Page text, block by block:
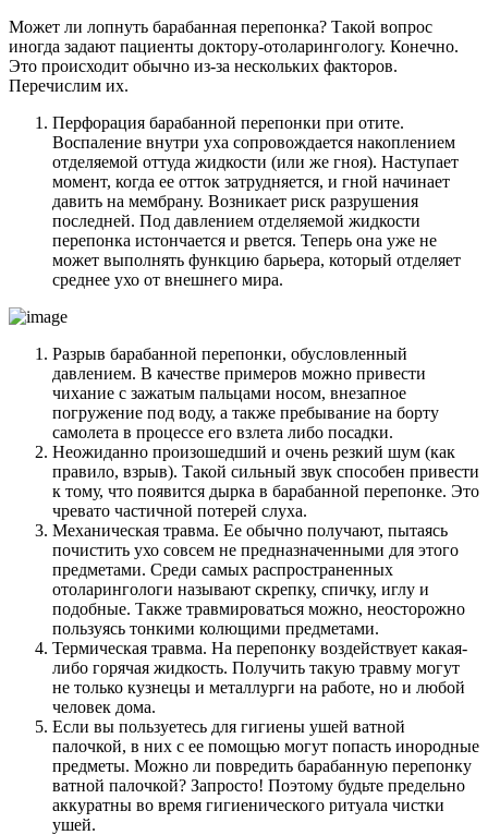
Может ли лопнуть барабанная перепонка? Такой вопрос
иногда задают пациенты доктору-отоларингологу. Конечно.
Это происходит обычно из-за нескольких факторов.
Перечислим их.
Перфорация барабанной перепонки при отите.
Воспаление внутри уха сопровождается накоплением
отделяемой оттуда жидкости (или же гноя). Наступает
момент, когда ее отток затрудняется, и гной начинает
давить на мембрану. Возникает риск разрушения
последней. Под давлением отделяемой жидкости
перепонка истончается и рвется. Теперь она уже не
может выполнять функцию барьера, который отделяет
среднее ухо от внешнего мира.
Разрыв барабанной перепонки, обусловленный
давлением. В качестве примеров можно привести
чихание с зажатым пальцами носом, внезапное
погружение под воду, а также пребывание на борту
самолета в процессе его взлета либо посадки.
Неожиданно произошедший и очень резкий шум (как
правило, взрыв). Такой сильный звук способен привести
к тому, что появится дырка в барабанной перепонке. Это
чревато частичной потерей слуха.
Механическая травма. Ее обычно получают, пытаясь
почистить ухо совсем не предназначенными для этого
предметами. Среди самых распространенных
отоларингологи называют скрепку, спичку, иглу и
подобные. Также травмироваться можно, неосторожно
пользуясь тонкими колющими предметами.
Термическая травма. На перепонку воздействует какая-
либо горячая жидкость. Получить такую травму могут
не только кузнецы и металлурги на работе, но и любой
человек дома.
Если вы пользуетесь для гигиены ушей ватной
палочкой, в них с ее помощью могут попасть инородные
предметы. Можно ли повредить барабанную перепонку
ватной палочкой? Запросто! Поэтому будьте предельно
аккуратны во время гигиенического ритуала чистки
ушей.